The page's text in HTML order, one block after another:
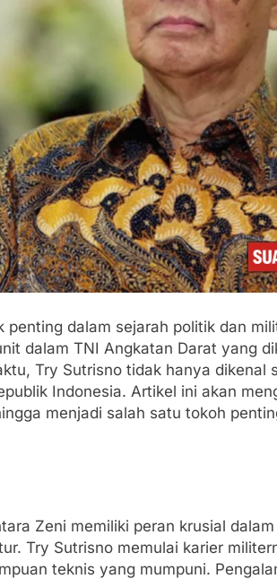
dalam sejarah politik dan
dalam TNI Angkatan Darat yang
Try Sutrisno tidak hanya dikenal
Indonesia. Artikel ini akan
menjadi salah satu tokoh
Zeni memiliki peran krusial
Try Sutrisno memulai karier
teknis yang mumpuni.